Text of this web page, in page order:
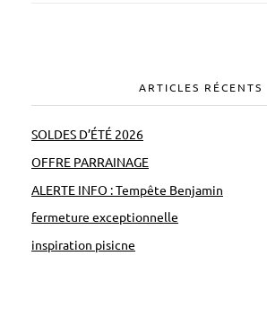
ARTICLES RÉCENTS
SOLDES D’ÉTÉ 2026
OFFRE PARRAINAGE
ALERTE INFO : Tempête Benjamin
fermeture exceptionnelle
inspiration pisicne